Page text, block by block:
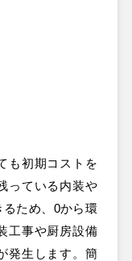
も初期コストを
っている内装や
ため、0から環
工事や厨房設備
発生します。簡